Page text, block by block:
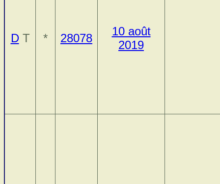
DT * 28078
10 août
2019